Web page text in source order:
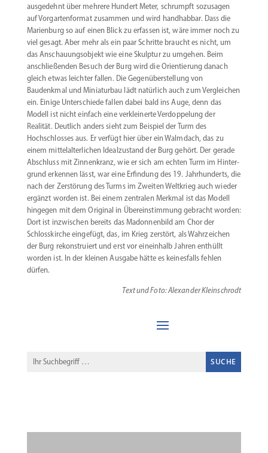
ausge­dehnt über mehrere Hundert Meter, schrumpft sozusagen
auf Vorgar­ten­format zusammen und wird handhabbar. Dass die
Marienburg so auf einen Blick zu erfassen ist, wäre immer noch zu
viel gesagt. Aber mehr als ein paar Schritte braucht es nicht, um
das Anschau­ungs­objekt wie eine Skulptur zu umgehen. Beim
anschlie­ßenden Besuch der Burg wird die Orien­tierung danach
gleich etwas leichter fallen. Die Gegen­über­stellung von
Baudenkmal und Minia­turbau lädt natürlich auch zum Vergleichen
ein. Einige Unter­schiede fallen dabei bald ins Auge, denn das
Modell ist nicht einfach eine verklei­nerte Verdop­pelung der
Realität. Deutlich anders sieht zum Beispiel der Turm des
Hochschlosses aus. Er verfügt hier über ein Walmdach, das zu
einem mittel­al­ter­lichen Ideal­zu­stand der Burg gehört. Der gerade
Abschluss mit Zinnen­kranz, wie er sich am echten Turm im Hinter­
grund erkennen lässt, war eine Erfindung des 19. Jahrhun­derts, die
nach der Zerstörung des Turms im Zweiten Weltkrieg auch wieder
ergänzt worden ist. Bei einem zentralen Merkmal ist das Modell
hingegen mit dem Original in Überein­stimmung gebracht worden:
Dort ist inzwi­schen bereits das Madon­nenbild am Chor der
Schloss­kirche eingefügt, das, im Krieg zerstört, als Wahrzeichen
der Burg rekon­struiert und erst vor eineinhalb Jahren enthüllt
worden ist. In der kleinen Ausgabe hätte es keines­falls fehlen
dürfen.
Text und Foto: Alexander Kleinschrodt